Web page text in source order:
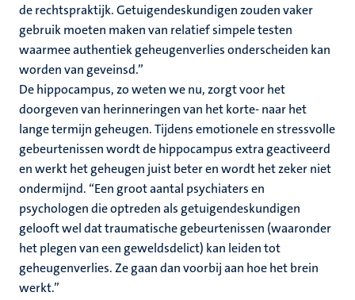
de rechtspraktijk. Getuigendeskundigen zouden vaker
gebruik moeten maken van relatief simpele testen
waarmee authentiek geheugenverlies onderscheiden kan
worden van geveinsd.”
De hippocampus, zo weten we nu, zorgt voor het
doorgeven van herinneringen van het korte- naar het
lange termijn geheugen. Tijdens emotionele en stressvolle
gebeurtenissen wordt de hippocampus extra geactiveerd
en werkt het geheugen juist beter en wordt het zeker niet
ondermijnd. “Een groot aantal psychiaters en
psychologen die optreden als getuigendeskundigen
gelooft wel dat traumatische gebeurtenissen (waaronder
het plegen van een geweldsdelict) kan leiden tot
geheugenverlies. Ze gaan dan voorbij aan hoe het brein
werkt.”